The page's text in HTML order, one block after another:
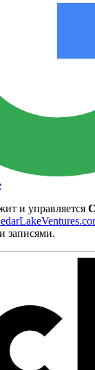
и управляется
записями.